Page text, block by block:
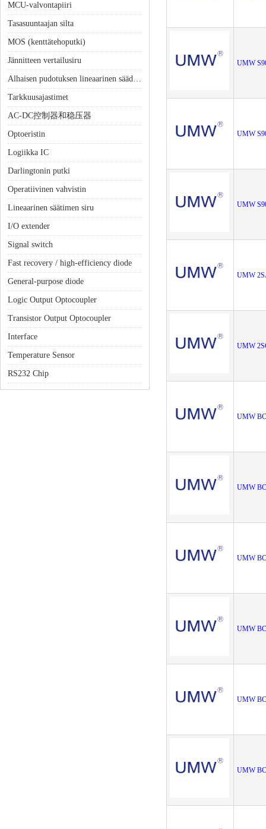
MCU-valvontapiiri
Tasasuuntaajan silta
MOS (kenttätehoputki)
Jännitteen vertailusiru
Alhaisen pudotuksen lineaarinen säädin (LDO)
Tarkkuusajastimet
AC-DC控制器和稳压器
Optoeristin
Logiikka IC
Darlingtonin putki
Operatiivinen vahvistin
Lineaarinen säätimen siru
I/O extender
Signal switch
Fast recovery / high-efficiency diode
General-purpose diode
Logic Output Optocoupler
Transistor Output Optocoupler
Interface
Temperature Sensor
RS232 Chip
UMW
UMW
UMW
UMW
UMW
UMW
UMW
UMW
UMW
UMW
UMW